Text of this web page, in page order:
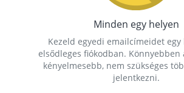
Minden egy helyen
Kezeld egyedi emailcímeidet egy
elsődleges fiókodban.
kényelmesebb, nem szükséges
jelentkezni.